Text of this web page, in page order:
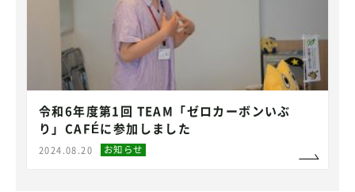
令和6年度第1回 TEAM「ゼロカーボンいぶ
り」CAFÉに参加しました
2024.08.20 お知らせ